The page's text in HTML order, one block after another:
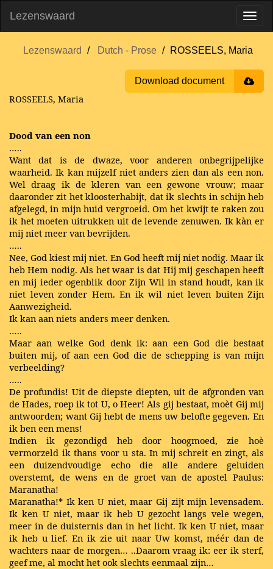
Lezenswaard
Lezenswaard Dutch - Prose ROSSEELS, Maria
Download document
ROSSEELS, Maria
Dood van een non
…..
Want dat is de dwaze, voor anderen onbegrijpelijke
waarheid. Ik kan mijzelf niet anders zien dan als een non.
Wel draag ik de kleren van een gewone vrouw; maar
daaronder zit het kloosterhabijt, dat ik slechts in schijn heb
afgelegd, in mijn huid vergroeid. Om het kwijt te raken zou
ik het moeten uitrukken uit de levende zenuwen. Ik kàn er
mij niet meer van bevrijden.
…..
Nee, God kiest mij niet. En God heeft mij niet nodig. Maar ik
heb Hem nodig. Als het waar is dat Hij mij geschapen heeft
en mij ieder ogenblik door Zijn Wil in stand houdt, kan ik
niet leven zonder Hem. En ik wil niet leven buiten Zijn
Aanwezigheid.
Ik kan aan niets anders meer denken.
…..
Maar aan welke God denk ik: aan een God die bestaat
buiten mij, of aan een God die de schepping is van mijn
verbeelding?
…..
De profundis! Uit de diepste diepten, uit de afgronden van
de Hades, roep ik tot U, o Heer! Als gij bestaat, moèt Gij mij
antwoorden; want Gij hebt de mens uw belofte gegeven. En
ik ben een mens!
Indien ik gezondigd heb door hoogmoed, zie hoè
vermorzeld ik thans voor u sta. In mij schreit en zingt, als
een duizendvoudige echo die alle andere geluiden
overstemt, de wens en de groet van de apostel Paulus:
Maranatha!
Maranatha!* Ik ken U niet, maar Gij zijt mijn levensadem.
Ik ken U niet, maar ik heb U gezocht langs vele wegen,
meer in de duisternis dan in het licht. Ik ken U niet, maar
ik heb u lief. En ik zie uit naar Uw komst, méér dan de
wachters naar de morgen… ..Daarom vraag ik: eer ik sterf,
geef me, al mocht het ook slechts eenmaal zijn…